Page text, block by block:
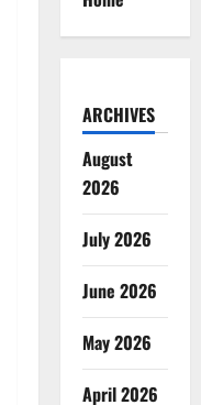
ARCHIVES
August
2026
July 2026
June 2026
May 2026
April 2026